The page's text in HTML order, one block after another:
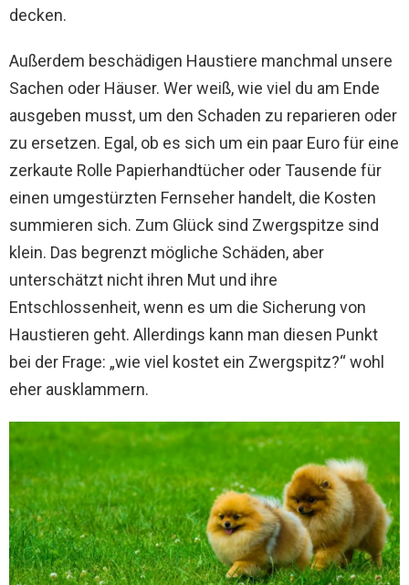
decken.
Außerdem beschädigen Haustiere manchmal unsere
Sachen oder Häuser. Wer weiß, wie viel du am Ende
ausgeben musst, um den Schaden zu reparieren oder
zu ersetzen. Egal, ob es sich um ein paar Euro für eine
zerkaute Rolle Papierhandtücher oder Tausende für
einen umgestürzten Fernseher handelt, die Kosten
summieren sich. Zum Glück sind Zwergspitze sind
klein. Das begrenzt mögliche Schäden, aber
unterschätzt nicht ihren Mut und ihre
Entschlossenheit, wenn es um die Sicherung von
Haustieren geht. Allerdings kann man diesen Punkt
bei der Frage: „wie viel kostet ein Zwergspitz?“ wohl
eher ausklammern.